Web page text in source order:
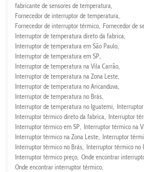
fabricante de sensores de temperatura
Fornecedor de interruptor de temperatura
Fornecedor de interruptor térmico Fornecedor de
Interruptor de temperatura direto da fabrica
Interruptor de temperatura em São Paulo
Interruptor de temperatura em SP
Interruptor de temperatura na Vila Carrão
Interruptor de temperatura na Zona Leste
Interruptor de temperatura no Aricanduva
Interruptor de temperatura no Brás
Interruptor de temperatura no Iguatemi
Interruptor térmico direto da fabrica
Interruptor
Interruptor térmico em SP Interruptor térmico na
Interruptor térmico na Zona Leste Interruptor
Interruptor térmico no Brás Interruptor térmico no
Interruptor térmico preço Onde encontrar
Onde encontrar interruptor térmico